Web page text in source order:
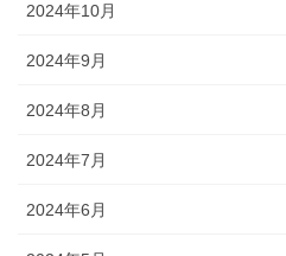
2024年10月
2024年9月
2024年8月
2024年7月
2024年6月